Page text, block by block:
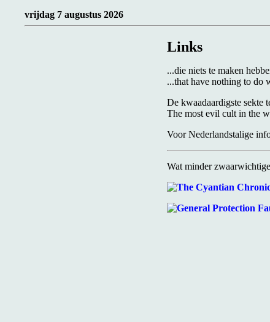
vrijdag 7 augustus 2026
Links
...die niets te maken
...that have nothing to do
De kwaadaardigste sekte
The most evil cult in the
Voor Nederlandstalige
Wat minder